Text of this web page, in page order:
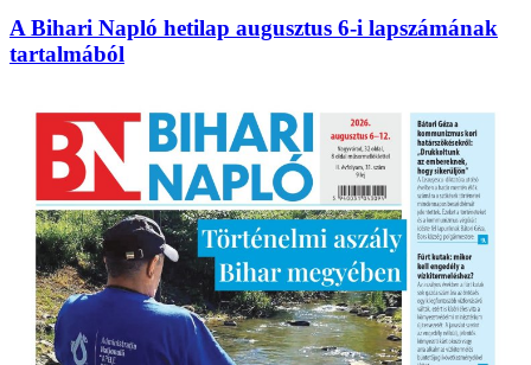
A Bihari Napló hetilap augusztus 6-i lapszámának
tartalmából